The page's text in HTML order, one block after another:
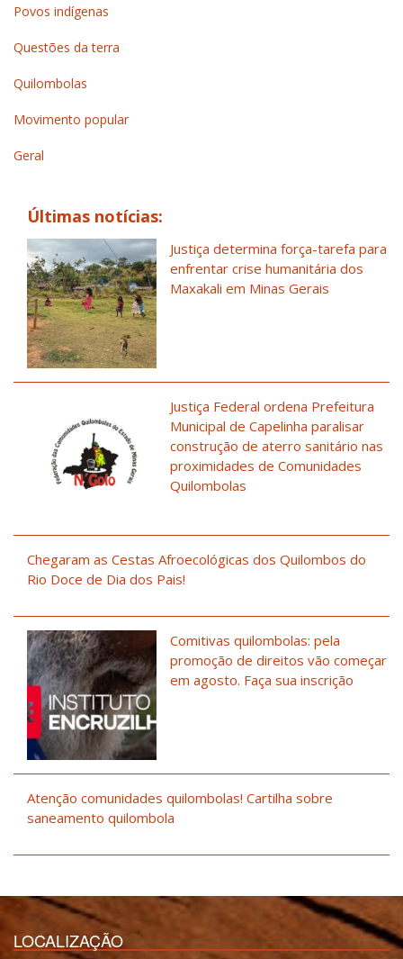
Povos indígenas
Questões da terra
Quilombolas
Movimento popular
Geral
Últimas notícias:
Justiça determina força-tarefa para
enfrentar crise humanitária dos
Maxakali em Minas Gerais
Justiça Federal ordena Prefeitura
Municipal de Capelinha paralisar
construção de aterro sanitário nas
proximidades de Comunidades
Quilombolas
Chegaram as Cestas Afroecológicas dos Quilombos do
Rio Doce de Dia dos Pais!
Comitivas quilombolas: pela
promoção de direitos vão começar
em agosto. Faça sua inscrição
Atenção comunidades quilombolas! Cartilha sobre
saneamento quilombola
LOCALIZAÇÃO